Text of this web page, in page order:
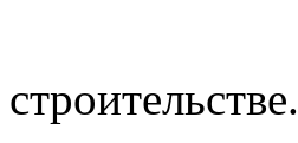
строительстве.